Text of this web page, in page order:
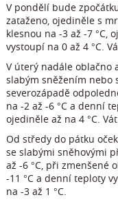
V pondělí bude
zataženo, ojediněle s
klesnou na -3 až -7 °C,
vystoupí na 0 až 4 °C.
V úterý nadále oblačno
slabým sněžením nebo
severozápadě
na -2 až -6 °C a denní
ojediněle až na 4 °C.
Od středy do pátku
se slabými sněhovými
až -6 °C, při zmenšené
-11 °C a denní teploty
na -3 až 1 °C.